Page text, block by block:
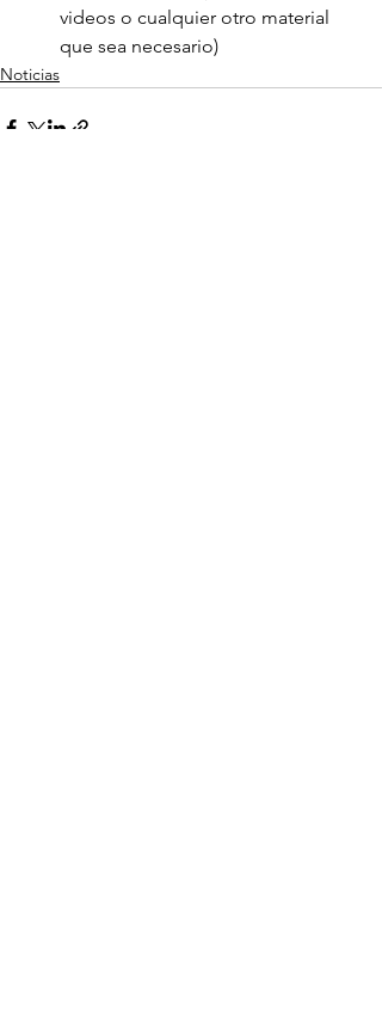
videos o cualquier otro material
que sea necesario)
Noticias